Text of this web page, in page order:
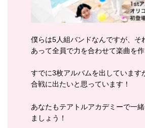
僕らは5人組バンドなんですが、そ
あって全員で力を合わせて楽曲を作
すでに3枚アルバムを出しています
合戦に出たいと思っています！
あなたもテアトルアカデミーで一
ましょう！